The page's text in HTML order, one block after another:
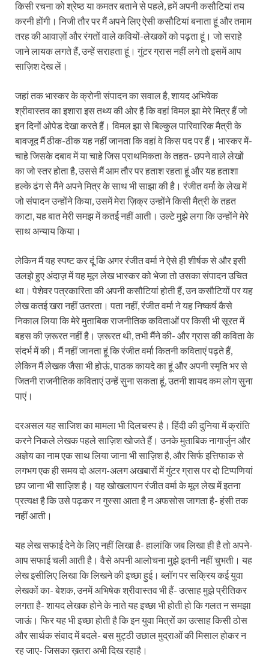
किसी रचना को श्रेष्ठ या कमतर बताने से पहले, हमें अपनी कसौटियां तय
करनी होंगी। निजी तौर पर मैं अपने लिए ऐसी कसौटियां बनाता हूं और तमाम
तरह की आवाज़ों और रंगतों वाले कवियों-लेखकों को पढ़ता हूं। जो सराहे
जाने लायक लगते हैं, उन्हें सराहता हूं। गुंटर ग्रास नहीं लगे तो इसमें आप
साज़िश देख लें।
जहां तक भास्कर के क्रोनी संपादन का सवाल है, शायद अभिषेक
श्रीवास्तव का इशारा इस तथ्य की ओर है कि वहां विमल झा मेरे मित्र हैं जो
इन दिनों ओपेड देखा करते हैं। विमल झा से बिल्कुल पारिवारिक मैत्री के
बावजूद मैं ठीक-ठीक यह नहीं जानता कि वहां वे किस पद पर हैं। भास्कर में-
चाहे जिसके दबाव में या चाहे जिस प्राथमिकता के तहत- छपने वाले लेखों
का जो स्तर होता है, उससे मैं आम तौर पर हताश रहता हूं और यह हताशा
हल्के ढंग से मैंने अपने मित्र के साथ भी साझा की है। रंजीत वर्मा के लेख में
जो संपादन उन्होंने किया, उसमें मेरा ज़िक्र उन्होंने किसी मैत्री के तहत
काटा, यह बात मेरी समझ में कतई नहीं आती। उल्टे मुझे लगा कि उन्होंने मेरे
साथ अन्याय किया।
लेकिन मैं यह स्पष्ट कर दूं कि अगर रंजीत वर्मा ने ऐसे ही शीर्षक से और इसी
उलझे हुए अंदाज़ में यह मूल लेख भास्कर को भेजा तो उसका संपादन उचित
था। पेशेवर पत्रकारिता की अपनी कसौटियां होती हैं, उन कसौटियों पर यह
लेख कतई खरा नहीं उतरता। पता नहीं, रंजीत वर्मा ने यह निष्कर्ष कैसे
निकाल लिया कि मेरे मुताबिक राजनीतिक कविताओं पर किसी भी सूरत में
बहस की ज़रूरत नहीं है। ज़रूरत थी, तभी मैंने की- और ग्रास की कविता के
संदर्भ में की। मैं नहीं जानता हूं कि रंजीत वर्मा कितनी कविताएं पढ़ते हैं,
लेकिन मैं लेखक जैसा भी होऊं, पाठक कायदे का हूं और अपनी स्मृति भर से
जितनी राजनीतिक कविताएं उन्हें सुना सकता हूं, उतनी शायद कम लोग सुना
पाएं।
दरअसल यह साजिश का मामला भी दिलचस्प है। हिंदी की दुनिया में क्रांति
करने निकले लेखक पहले साज़िश खोजते हैं। उनके मुताबिक नागार्जुन और
अज्ञेय का नाम एक साथ लिया जाना भी साज़िश है, और सिर्फ इत्तिफाक से
लगभग एक ही समय दो अलग-अलग अखबारों में गुंटर ग्रास पर दो टिप्पणियां
छप जाना भी साज़िश है। यह खोखलापन रंजीत वर्मा के मूल लेख में इतना
प्रत्यक्ष है कि उसे पढ़कर न गुस्सा आता है न अफसोस जागता है- हंसी तक
नहीं आती।
यह लेख सफाई देने के लिए नहीं लिखा है- हालांकि जब लिखा ही है तो अपने-
आप सफाई चली आती है। वैसे अपनी आलोचना मुझे इतनी नहीं चुभती। यह
लेख इसीलिए लिखा कि लिखने की इच्छा हुई। ब्लॉग पर सक्रिय कई युवा
लेखकों का- बेशक, उनमें अभिषेक श्रीवास्तव भी हैं- उत्साह मुझे प्रीतिकर
लगता है- शायद लेखक होने के नाते यह इच्छा भी होती हो कि गलत न समझा
जाऊं। फिर यह भी इच्छा होती है कि इन युवा मित्रों का उत्साह किसी ठोस
और सार्थक संवाद में बदले- बस मुट्ठी उछाल मुद्राओं की मिसाल होकर न
रह जाए- जिसका ख़तरा अभी दिख रहाहै।